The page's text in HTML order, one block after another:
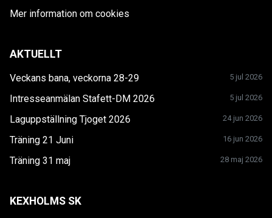
Mer information om cookies
AKTUELLT
Veckans bana, veckorna 28-29 5 jul 2026
Intresseanmälan Stafett-DM 2026 5 jul 2026
Laguppställning Tjoget 2026 24 jun 2026
Träning 21 Juni 16 jun 2026
Träning 31 maj 28 maj 2026
KEXHOLMS SK